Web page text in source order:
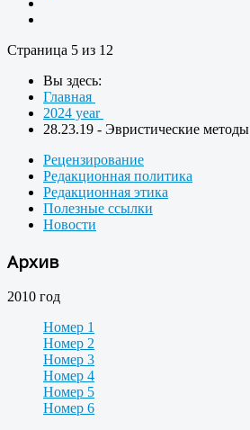
Страница 5 из 12
Вы здесь:
Главная
2024 year
28.23.19 - Эвристические методы
Рецензирование
Редакционная политика
Редакционная этика
Полезные ссылки
Новости
Архив
2010 год
Номер 1
Номер 2
Номер 3
Номер 4
Номер 5
Номер 6